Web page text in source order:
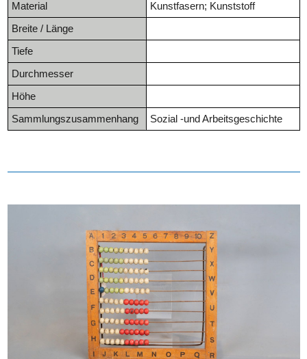
Material Kunstfasern; Kunststoff
Breite / Länge
Tiefe
Durchmesser
Höhe
Sammlungszusammenhang Sozial -und Arbeitsgeschichte